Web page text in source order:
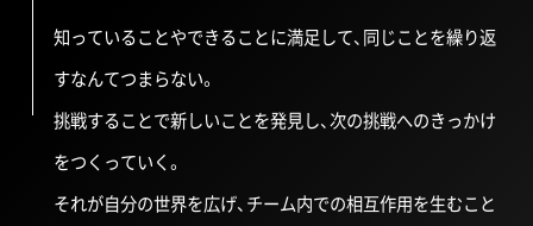
知っていることやできることに満足して、同じことを繰り返
すなんてつまらない。
挑戦することで新しいことを発見し、次の挑戦へのきっかけ
をつくっていく。
それが自分の世界を広げ、チーム内での相互作用を生むこと